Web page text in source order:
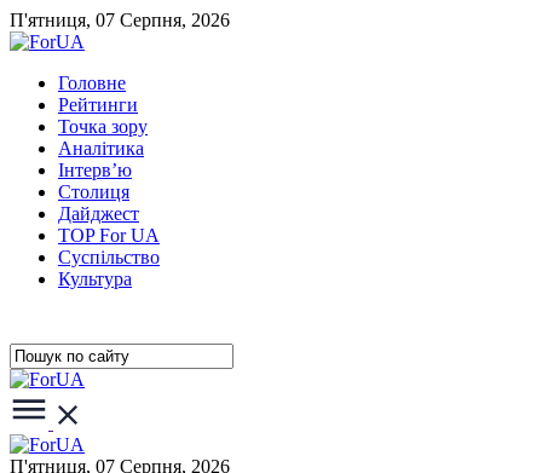
П'ятниця, 07 Серпня, 2026
Головне
Рейтинги
Точка зору
Аналітика
Інтерв’ю
Столиця
Дайджест
TOP For UA
Суспiльство
Культура
П'ятниця, 07 Серпня, 2026